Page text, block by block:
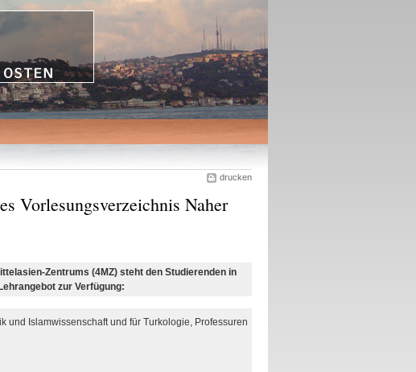
drucken
Vorlesungsverzeichnis Naher
Zentrums (4MZ) steht den Studierenden in
zur Verfügung:
und Islamwissenschaft und für Turkologie, Professuren